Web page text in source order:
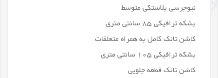
نیوجرسی پلاستکی متوسط
بشکه ترافیکی 85 سانتی متری
کاشن تانک کامل به همراه متعلقات
بشکه ترافیکی 105 سانتی متری
کاشن تانک قطعه جلویی